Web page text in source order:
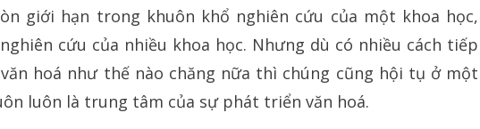
giới hạn trong khuôn khổ nghiên cứu của một khoa học,
cứu của nhiều khoa học. Nhưng dù có nhiều cách tiếp
văn hoá như thế nào chăng nữa thì chúng cũng hội tụ ở một
luôn là trung tâm của sự phát triển văn hoá.